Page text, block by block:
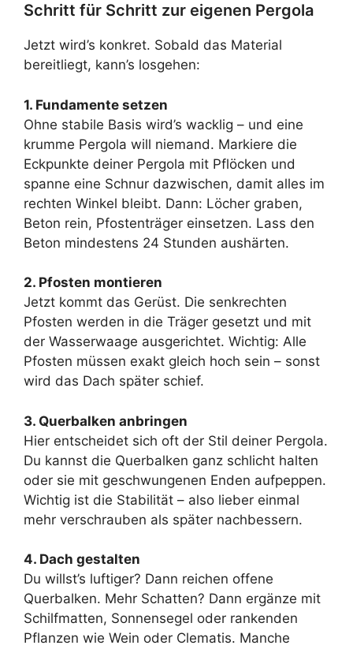
Schritt für Schritt zur eigenen Pergola
Jetzt wird’s konkret. Sobald das Material
bereitliegt, kann’s losgehen:
1. Fundamente setzen
Ohne stabile Basis wird’s wacklig – und eine
krumme Pergola will niemand. Markiere die
Eckpunkte deiner Pergola mit Pflöcken und
spanne eine Schnur dazwischen, damit alles im
rechten Winkel bleibt. Dann: Löcher graben,
Beton rein, Pfostenträger einsetzen. Lass den
Beton mindestens 24 Stunden aushärten.
2. Pfosten montieren
Jetzt kommt das Gerüst. Die senkrechten
Pfosten werden in die Träger gesetzt und mit
der Wasserwaage ausgerichtet. Wichtig: Alle
Pfosten müssen exakt gleich hoch sein – sonst
wird das Dach später schief.
3. Querbalken anbringen
Hier entscheidet sich oft der Stil deiner Pergola.
Du kannst die Querbalken ganz schlicht halten
oder sie mit geschwungenen Enden aufpeppen.
Wichtig ist die Stabilität – also lieber einmal
mehr verschrauben als später nachbessern.
4. Dach gestalten
Du willst’s luftiger? Dann reichen offene
Querbalken. Mehr Schatten? Dann ergänze mit
Schilfmatten, Sonnensegel oder rankenden
Pflanzen wie Wein oder Clematis. Manche